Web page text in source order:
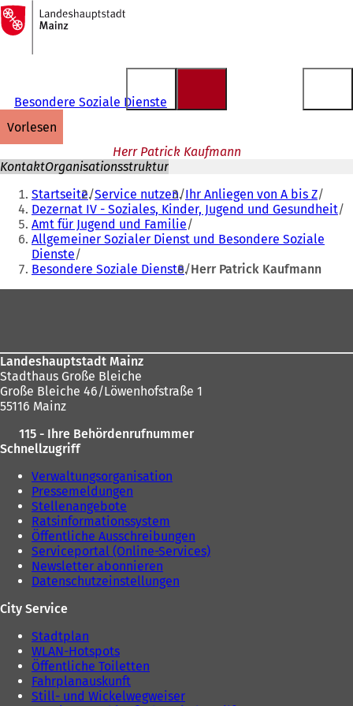
Inhalt anspringen
Zur
Startseite
Besondere Soziale Dienste
vorlesen
Herr Patrick Kaufmann
KontaktOrganisationsstruktur
Sie
befinden
sich
hier:
Startseite Service nutzen Ihr Anliegen von A bis Z
Dezernat IV - Soziales, Kinder, Jugend und Gesundheit
Amt für Jugend und Familie
Allgemeiner Sozialer Dienst und Besondere Soziale
Dienste
Besondere Soziale Dienste Herr Patrick Kaufmann
Landeshauptstadt Mainz
Stadthaus Große Bleiche
Große Bleiche 46/Löwenhofstraße 1
55116 Mainz
115 - Ihre Behördenrufnummer
Schnellzugriff
Verwaltungsorganisation
Pressemeldungen
Stellenangebote
Ratsinformationssystem
Öffentliche Ausschreibungen
Serviceportal (Online-Services)
Newsletter abonnieren
Datenschutzeinstellungen
City Service
Stadtplan
WLAN-Hotspots
Öffentliche Toiletten
Fahrplanauskunft
Still- und Wickelwegweiser